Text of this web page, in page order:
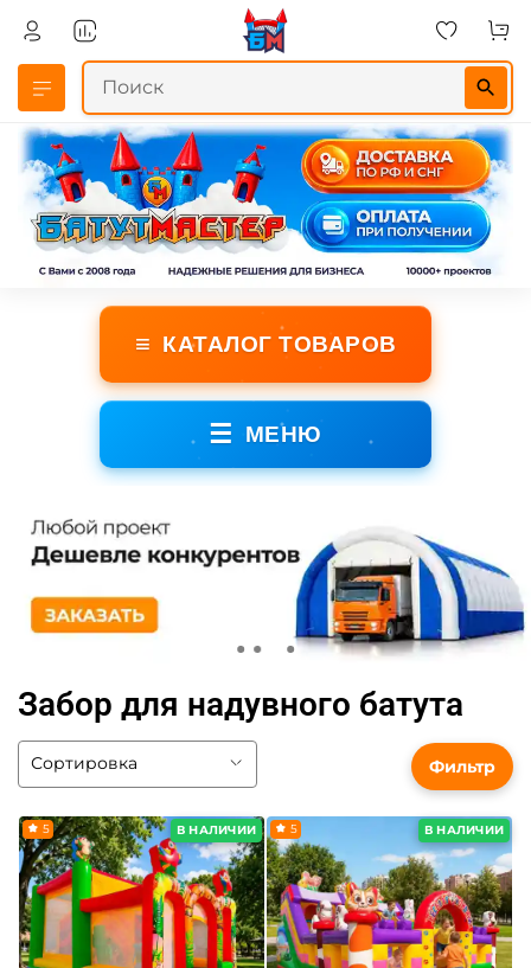
≡ КАТАЛОГ ТОВАРОВ
☰ МЕНЮ
Забор для надувного батута
В НАЛИЧИИ
5 В НАЛИЧИИ
5
Фильтр